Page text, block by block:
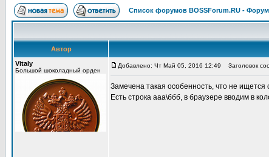
Список форумов BOSSForum.RU -
Автор
Vitaly
Большой шоколадный орден
Добавлено: Чт Май 05, 2016 12:49 Заголовок
Замечена такая особенность, что не ищется
Есть строка ааа\ббб, в браузере вводим в